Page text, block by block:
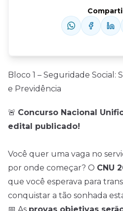
Bloco 1 – Seguridade Social:
e Previdência
🚨 Concurso Nacional
edital publicado!
Você quer uma vaga no
por onde começar? O CNU
que você esperava para
conquistar a tão sonhada